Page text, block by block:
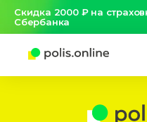
Скидка 2000 ₽ на
Сбербанка